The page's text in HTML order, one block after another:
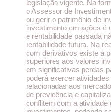
legislação vigente. Na
o Assessor de
ou gerir o patrimônio de
investimento em ações é
e rentabilidade passada
rentabilidade futura. Na
com derivativos existe a
superiores aos valores
em significativas perdas
poderá exercer
relacionadas aos
de previdência e
conflitem com a atividade